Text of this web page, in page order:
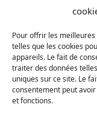
Pour offrir les
telles que les cookies
appareils. Le fait de
traiter des données
uniques sur ce site. Le
consentement peut
et fonctions.
Répartition et
Europe :
France : assez
Manche : à